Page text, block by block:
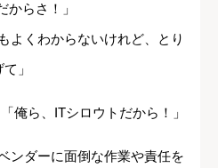
からさ！」
よくわからないけれど、とり
」
俺ら、ITシロウトだから！」
ンダーに面倒な作業や責任を